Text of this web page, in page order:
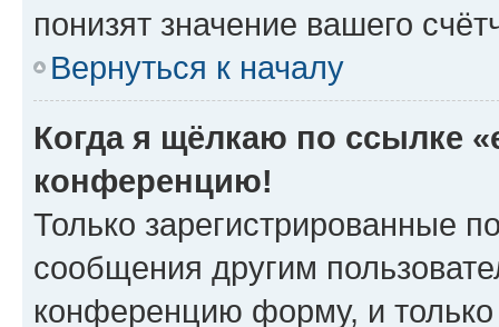
понизят значение вашего
Вернуться к началу
Когда я щёлкаю по ссылке
конференцию!
Только зарегистрированные
сообщения другим
конференцию форму, и